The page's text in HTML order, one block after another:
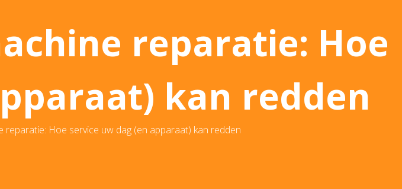
reparatie: Hoe
kan redden
reparatie: Hoe service uw dag (en apparaat) kan redden